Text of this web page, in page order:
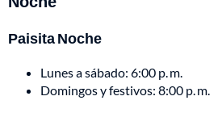
Paisita Noche
Lunes a sábado: 6:00 p. m.
Domingos y festivos: 8:00 p. m.